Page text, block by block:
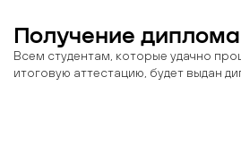
Получение диплома
Всем студентам, которые удачно
итоговую аттестацию, будет выдан